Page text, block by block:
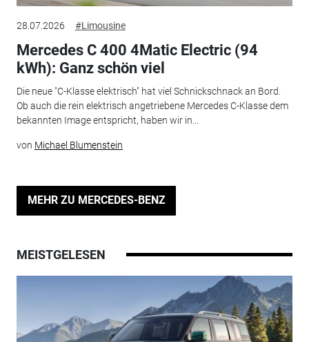
28.07.2026 #Limousine
Mercedes C 400 4Matic Electric (94
kWh): Ganz schön viel
Die neue "C-Klasse elektrisch" hat viel Schnickschnack an Bord.
Ob auch die rein elektrisch angetriebene Mercedes C-Klasse dem
bekannten Image entspricht, haben wir in...
von Michael Blumenstein
MEHR ZU MERCEDES-BENZ
MEISTGELESEN